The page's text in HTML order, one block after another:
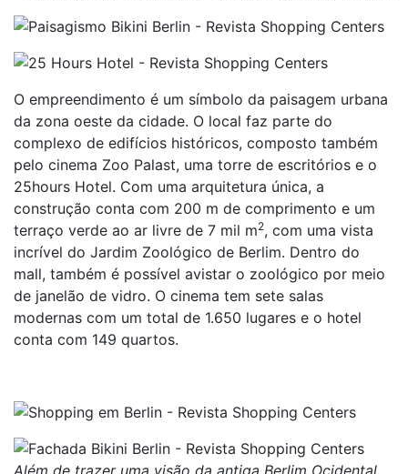
O empreendimento é um símbolo da paisagem urbana
da zona oeste da cidade. O local faz parte do
complexo de edifícios históricos, composto também
pelo cinema Zoo Palast, uma torre de escritórios e o
25hours Hotel. Com uma arquitetura única, a
construção conta com 200 m de comprimento e um
terraço verde ao ar livre de 7 mil m2, com uma vista
incrível do Jardim Zoológico de Berlim. Dentro do
mall, também é possível avistar o zoológico por meio
de janelão de vidro. O cinema tem sete salas
modernas com um total de 1.650 lugares e o hotel
conta com 149 quartos.
Além de trazer uma visão da antiga Berlim Ocidental,